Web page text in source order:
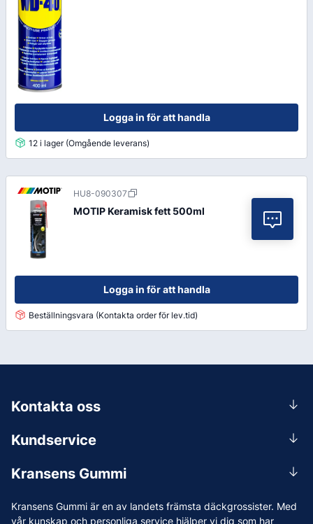
Logga in för att handla
12 i lager (Omgående leverans)
HU8-090307
MOTIP Keramisk fett 500ml
Logga in för att handla
Beställningsvara (Kontakta order för lev.tid)
Kransens Gummi är en av landets främsta däckgrossister. Med
vår kunskap och personliga service hjälper vi dig som har
Kundservice
Leverans
Kransens Gummi
Vi som jobbar på Kransens Gummi
Kontakta oss
0156-409 00
Mån-Tors 07.30-16:30, Fre 07.30-15.00.
Lunchstängt 12:00-12:30